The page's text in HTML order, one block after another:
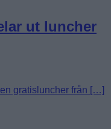
ut luncher
gratisluncher från […]